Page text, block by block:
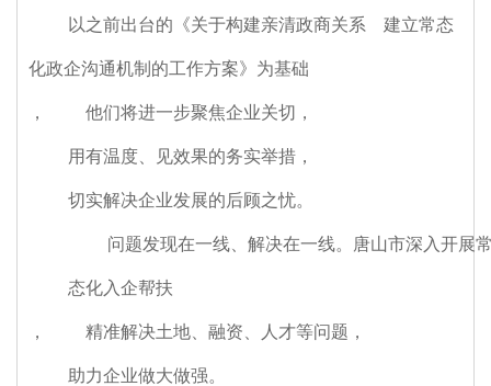
以之前出台的《关于构建亲清政商关系 建立常态
化政企沟通机制的工作方案》为基础
， 他们将进一步聚焦企业关切 ，
用有温度、见效果的务实举措 ，
切实解决企业发展的后顾之忧。
问题发现在一线、解决在一线。唐山市深入开展
态化入企帮扶
， 精准解决土地、融资、人才等问题 ，
助力企业做大做强。